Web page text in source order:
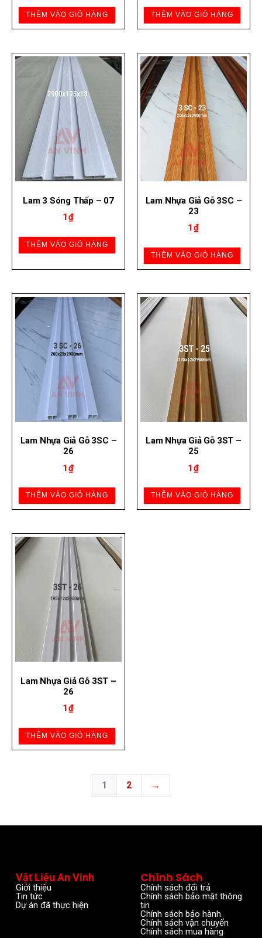
THÊM VÀO GIỎ HÀNG THÊM VÀO GIỎ HÀNG
Lam 3 Sóng Thấp – 07
1₫
THÊM VÀO GIỎ HÀNG
Lam Nhựa Giả Gỗ 3SC –
23
1₫
THÊM VÀO GIỎ HÀNG
Lam Nhựa Giả Gỗ 3SC –
26
1₫
THÊM VÀO GIỎ HÀNG
Lam Nhựa Giả Gỗ 3ST –
25
1₫
THÊM VÀO GIỎ HÀNG
Lam Nhựa Giả Gỗ 3ST –
26
1₫
THÊM VÀO GIỎ HÀNG
1 2 →
Vật Liệu An Vinh
Giới thiệu
Tin tức
Dự án đã thực hiện
Chính Sách
Chính sách đổi trả
Chính sách bảo mật thông
tin
Chính sách bảo hành
Chính sách vận chuyển
Chính sách mua hàng